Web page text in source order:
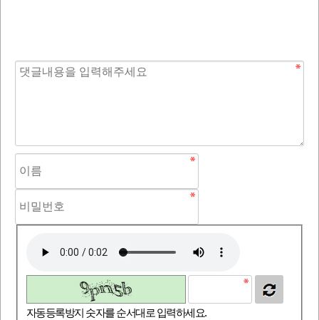
자동등록방지 숫자를 순서대로 입력하세요.